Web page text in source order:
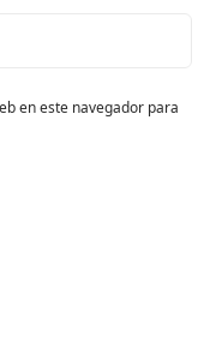
en este navegador para